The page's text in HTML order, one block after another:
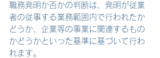
職務発明か否かの判断は、発明が従業
者の従事する業務範囲内で行われたか
どうか、企業等の事業に関連するもの
かどうかといった基準に基づいて行わ
れます。